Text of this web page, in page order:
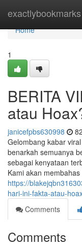
exactlybookmarks
Home
Home
1
BERITA
atau
janicefpbs630998
Gelombang kabar
benarkah semuanya
sebagai kenyataan
Kami akan
https://
hari-ini-fakta-atau-
Comments
Comments